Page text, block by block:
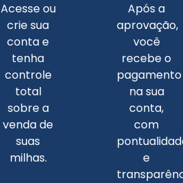
Acesse ou
crie sua
conta e
tenha
controle
total
sobre a
venda de
suas
milhas.
Após a
aprovação,
você
recebe o
pagamento
na sua
conta,
com
e